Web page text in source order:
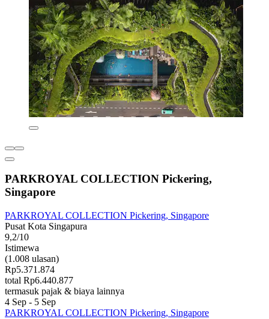
PARKROYAL COLLECTION Pickering,
Singapore
PARKROYAL COLLECTION Pickering, Singapore
Pusat Kota Singapura
9,2/10
Istimewa
(1.008 ulasan)
Rp5.371.874
total Rp6.440.877
termasuk pajak & biaya lainnya
4 Sep - 5 Sep
PARKROYAL COLLECTION Pickering, Singapore